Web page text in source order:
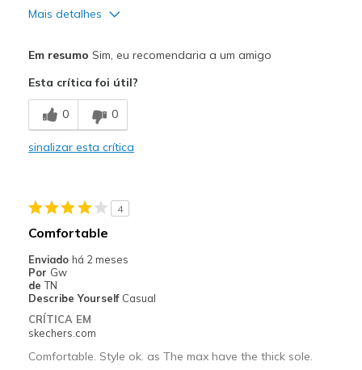
Mais detalhes
Breathe Well
Comfortable
Melhores utilizações
Going Out
Em resumo Sim, eu recomendaria a um amigo
Esta crítica foi útil?
0 0
sinalizar esta crítica
4
Comfortable
Enviado há 2 meses
Por Gw
de TN
Describe Yourself Casual
CRÍTICA EM
skechers.com
Comfortable. Style ok. as The max have the thick sole.